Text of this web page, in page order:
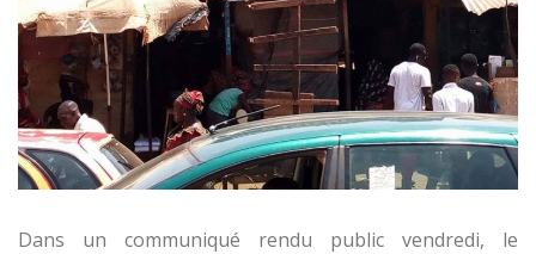
Dans un communiqué rendu public vendredi, le